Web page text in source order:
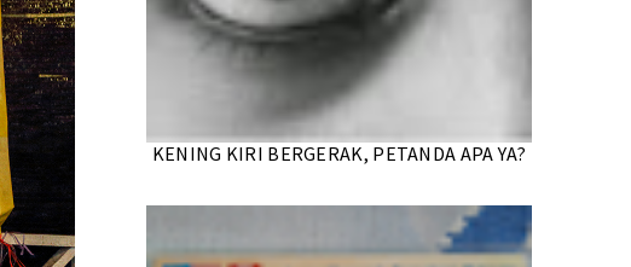
KENING KIRI BERGERAK, PETANDA APA YA?